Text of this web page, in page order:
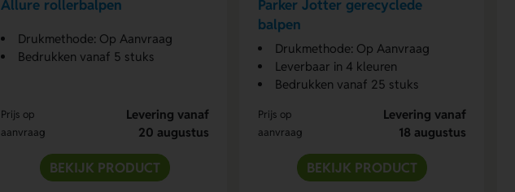
Allure rollerbalpen
Drukmethode: Op Aanvraag
Bedrukken vanaf 5 stuks
Prijs op
aanvraag
Levering vanaf
20 augustus
BEKIJK PRODUCT
Parker Jotter gerecyclede
balpen
Drukmethode: Op Aanvraag
Leverbaar in 4 kleuren
Bedrukken vanaf 25 stuks
Prijs op
aanvraag
Levering vanaf
18 augustus
BEKIJK PRODUCT